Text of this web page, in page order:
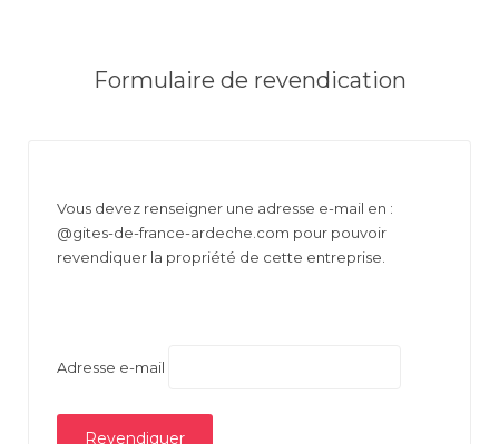
Formulaire de revendication
Vous devez renseigner une adresse e-mail en :
@gites-de-france-ardeche.com pour pouvoir
revendiquer la propriété de cette entreprise.
Adresse e-mail